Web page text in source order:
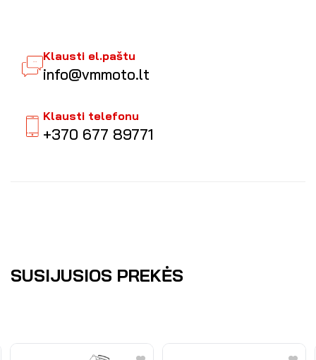
Klausti el.paštu
info@vmmoto.lt
Klausti telefonu
+370 677 89771
SUSIJUSIOS PREKĖS